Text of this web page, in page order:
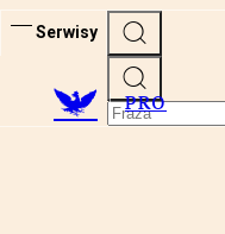
Serwisy
PRO